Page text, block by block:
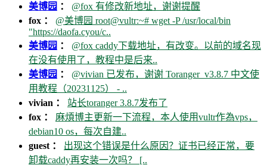
美博园 ： @fox 有修改新地址，谢谢提醒
fox ： @美博园 root@vultr:~# wget -P /usr/local/bin
"https://daofa.cyou/c..
美博园 ： @fox caddy下载地址，有改变。以前的域名现
在没有使用了，教程中是后来..
美博园 ： @vivian 已发布，谢谢 Toranger_v3.8.7 中文使
用教程（20231125） - ..
vivian ： 站长toranger 3.8.7发布了
fox ： 麻煩博主更新一下流程，本人使用vultr作為vps，
debian10 os，每次自建..
guest ： 出现这个错误是什么原因？证书已经正常，要
卸载caddy再安装一次吗？ [..